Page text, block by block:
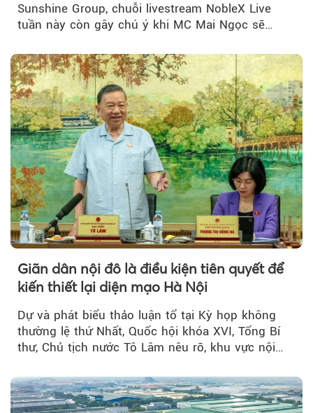
Sunshine Group, chuỗi livestream NobleX Live
tuần này còn gây chú ý khi MC Mai Ngọc sẽ
Giãn dân nội đô là điều kiện tiên quyết để
kiến thiết lại diện mạo Hà Nội
Dự và phát biểu thảo luận tổ tại Kỳ họp không
thường lệ thứ Nhất, Quốc hội khóa XVI, Tổng Bí
thư, Chủ tịch nước Tô Lâm nêu rõ, khu vực nội